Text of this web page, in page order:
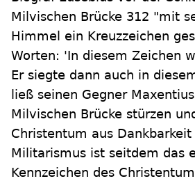
Milvischen Brücke 312 "mit
Himmel ein Kreuzzeichen
Worten: 'In diesem Zeichen
Er siegte dann auch in
ließ seinen Gegner
Milvischen Brücke stürzen
Christentum aus
Militarismus ist seitdem das
Kennzeichen des